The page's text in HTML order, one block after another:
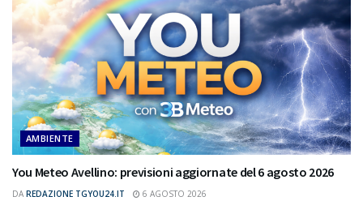
AMBIENTE
You Meteo Avellino: previsioni aggiornate del 6 agosto 2026
DA REDAZIONE TGYOU24.IT 6 AGOSTO 2026